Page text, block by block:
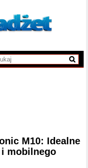
M10: Idealne
mobilnego